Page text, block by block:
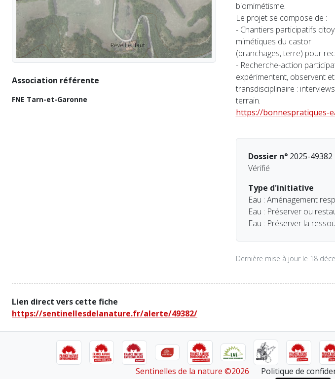
biomimétisme.
Le projet se compose de :
- Chantiers participatifs
mimétiques du castor
(branchages, terre) pour
- Recherche-action
expérimentent, observent
transdisciplinaire :
terrain.
https://bonnespratiques-
Dossier n°2025-49382
Vérifié
Type d'initiative
Eau : Aménagement
Eau : Préserver ou
Eau : Préserver la
Dernière mise à jour le 18
Association référente
FNE Tarn-et-Garonne
Lien direct vers cette fiche
https://sentinellesdelanature.fr/alerte/49382/
Sentinelles de la nature ©2026 Politique de